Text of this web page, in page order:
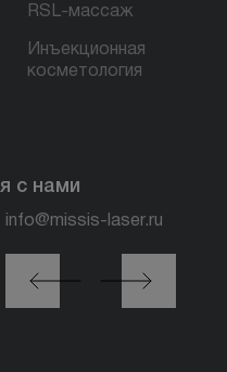
RSL-массаж
Инъекционная
косметология
с нами
info@missis-laser.ru
г. Москва м. Трубная,
ул. Петровка, 26, стр.